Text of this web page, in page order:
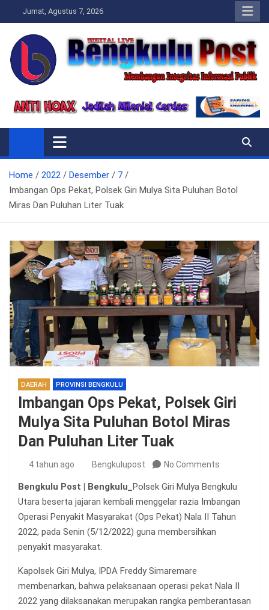
to
content
Jumat, Agustus 7, 2026
Bengkulupost.id
Home 2022 Desember
7
Imbangan Ops Pekat, Polsek Giri Mulya Sita Puluhan Botol
Miras Dan Puluhan Liter Tuak
DAERAH PROVINSI BENGKULU
Imbangan Ops Pekat, Polsek Giri
Mulya Sita Puluhan Botol Miras
Dan Puluhan Liter Tuak
4 tahun ago Bengkulupost No Comments
Bengkulu Post | Bengkulu_
Polsek Giri Mulya Bengkulu
Utara beserta jajaran kembali menggelar razia Imbangan
Operasi Penyakit Masyarakat (Ops Pekat) Nala II Tahun
2022, pada Senin (5/12/2022) guna membersihkan
penyakit masyarakat.
Kapolsek Giri Mulya, IPDA Freddy Simaremare
membenarkan, bahwa pelaksanaan operasi pekat Nala II
2022 yang dilaksanakan merupakan rangka pemberantasan